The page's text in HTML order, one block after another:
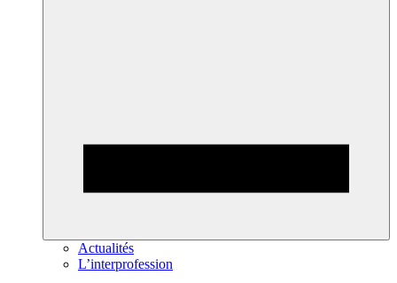
Actualités
L’interprofession